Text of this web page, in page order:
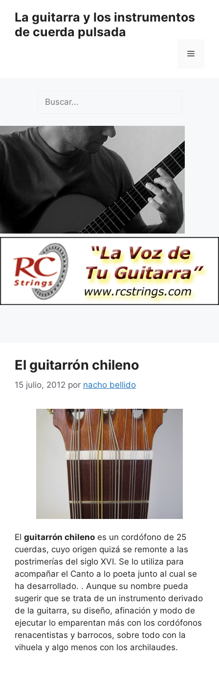
contenido
La guitarra y los instrumentos
de cuerda pulsada
Menú
El guitarrón chileno
15 julio, 2012 por nacho bellido
El guitarrón chileno es un cordófono de 25
cuerdas, cuyo origen quizá se remonte a las
postrimerías del siglo XVI. Se lo utiliza para
acompañar el Canto a lo poeta junto al cual se
ha desarrollado. . Aunque su nombre pueda
sugerir que se trata de un instrumento derivado
de la guitarra, su diseño, afinación y modo de
ejecutar lo emparentan más con los cordófonos
renacentistas y barrocos, sobre todo con la
vihuela y algo menos con los archilaudes.